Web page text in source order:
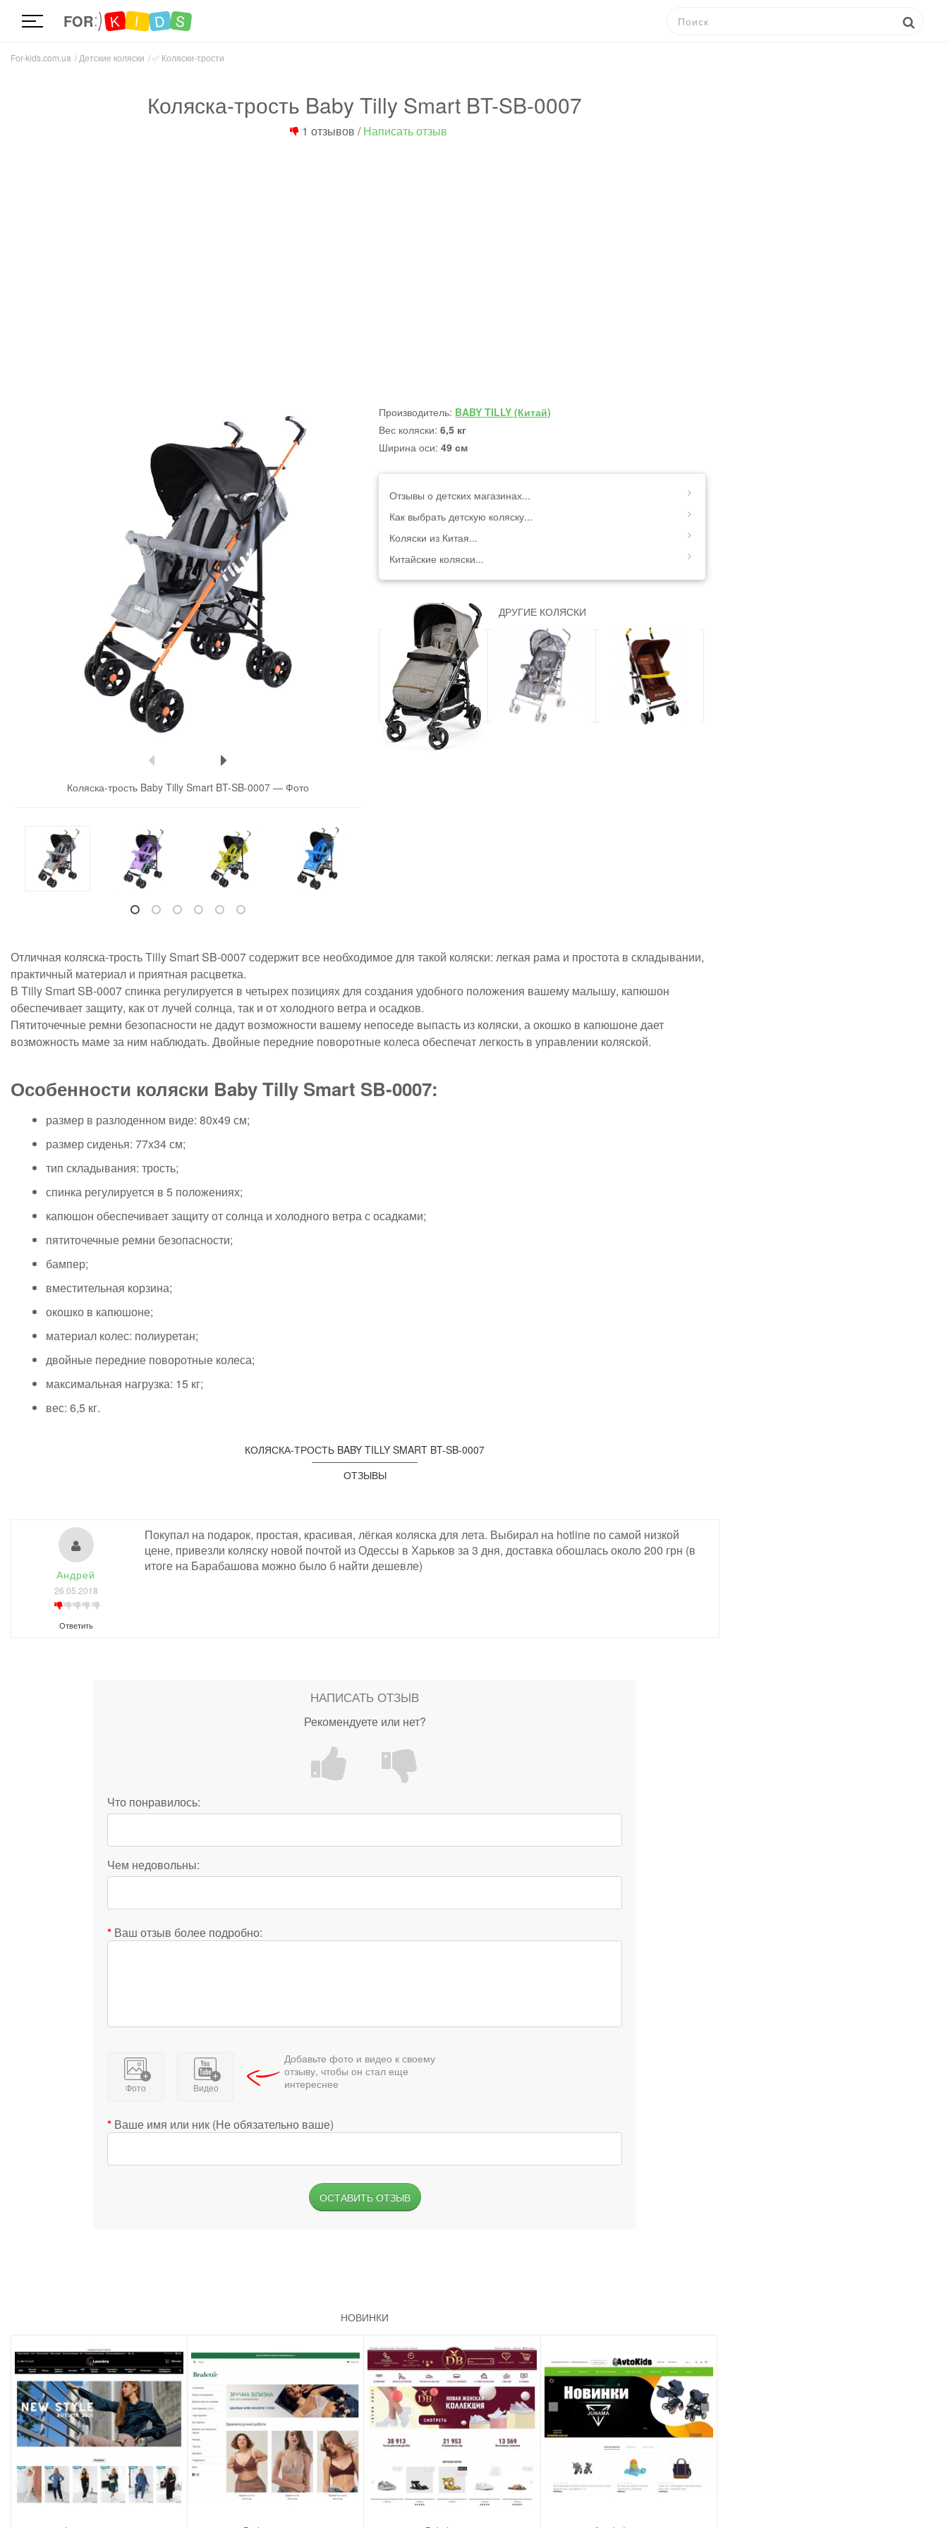
FOR K I D S
For-kids.com.ua Детские коляски ✅ Коляски-трости
Коляска-трость Baby Tilly Smart BT-SB-0007
1 отзывов /Написать отзыв
Коляска-трость Baby Tilly Smart BT-SB-0007 — Фото
Производитель: BABY TILLY (Китай)
Вес коляски:6,5 кг
Ширина оси:49 см
Отзывы о детских магазинах...
Как выбрать детскую коляску...
Коляски из Китая...
Китайские коляски...
ДРУГИЕ КОЛЯСКИ
Отличная коляска-трость Tilly Smart SB-0007 содержит все необходимое для такой коляски: легкая рама и простота в складывании,
практичный материал и приятная расцветка.
В Tilly Smart SB-0007 спинка регулируется в четырех позициях для создания удобного положения вашему малышу, капюшон
обеспечивает защиту, как от лучей солнца, так и от холодного ветра и осадков.
Пятиточечные ремни безопасности не дадут возможности вашему непоседе выпасть из коляски, а окошко в капюшоне дает
возможность маме за ним наблюдать. Двойные передние поворотные колеса обеспечат легкость в управлении коляской.
Особенности коляски Baby Tilly Smart SB-0007:
размер в разлоденном виде: 80x49 см;
размер сиденья: 77x34 см;
тип складывания: трость;
спинка регулируется в 5 положениях;
капюшон обеспечивает защиту от солнца и холодного ветра с осадками;
пятиточечные ремни безопасности;
бампер;
вместительная корзина;
окошко в капюшоне;
материал колес: полиуретан;
двойные передние поворотные колеса;
максимальная нагрузка: 15 кг;
вес: 6,5 кг.
КОЛЯСКА-ТРОСТЬ BABY TILLY SMART BT-SB-0007
ОТЗЫВЫ
Андрей
26.05.2018
Ответить
Покупал на подарок, простая, красивая, лёгкая коляска для лета. Выбирал на hotline по самой низкой
цене, привезли коляску новой почтой из Одессы в Харьков за 3 дня, доставка обошлась около 200 грн (в
итоге на Барабашова можно было б найти дешевле)
НАПИСАТЬ ОТЗЫВ
Рекомендуете или нет?
Что понравилось:
Чем недовольны:
Ваш отзыв более подробно:
Фото Видео
Добавьте фото и видео к своему
отзыву, чтобы он стал еще
интереснее
Ваше имя или ник (Не обязательно ваше)
ОСТАВИТЬ ОТЗЫВ
НОВИНКИ